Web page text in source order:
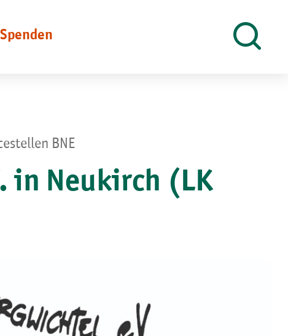
Spenden
BNE
in Neukirch (LK